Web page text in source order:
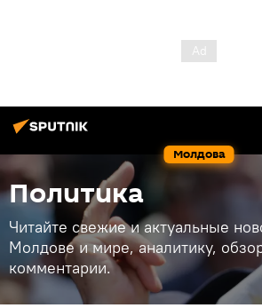
Молдова
Политика
Читайте свежие и актуальные
Молдове и мире, аналитику,
комментарии.